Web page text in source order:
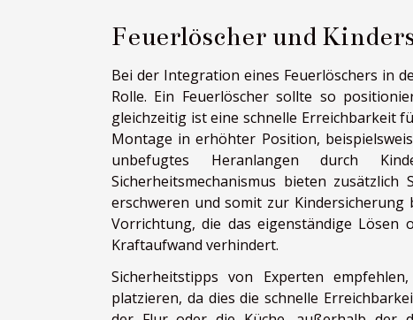
Feuerlöscher und
Bei der Integration eines Feuerlöschers in
Rolle. Ein Feuerlöscher sollte so
gleichzeitig ist eine schnelle Erreichbarkeit
Montage in erhöhter Position,
unbefugtes Heranlangen durch
Sicherheitsmechanismus bieten
erschweren und somit zur Kindersicherung
Vorrichtung, die das eigenständige Lösen
Kraftaufwand verhindert.
Sicherheitstipps von Experten
platzieren, da dies die schnelle